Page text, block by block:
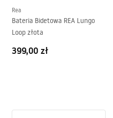
Rea
Bateria Bidetowa REA Lungo
Loop złota
399,00 zł